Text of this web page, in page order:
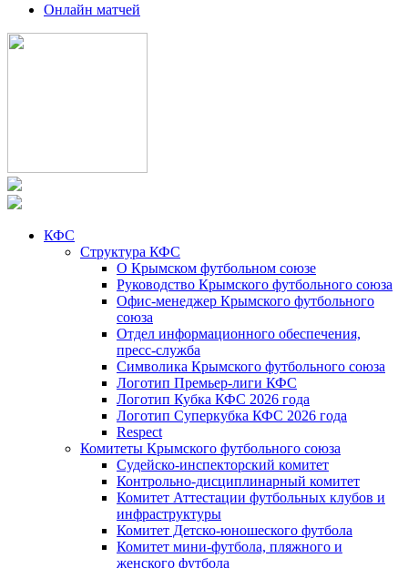
Онлайн матчей
КФС
Структура КФС
О Крымском футбольном союзе
Руководство Крымского футбольного союза
Офис-менеджер Крымского футбольного
союза
Отдел информационного обеспечения,
пресс-служба
Символика Крымского футбольного союза
Логотип Премьер-лиги КФС
Логотип Кубка КФС 2026 года
Логотип Суперкубка КФС 2026 года
Respect
Комитеты Крымского футбольного союза
Судейско-инспекторский комитет
Контрольно-дисциплинарный комитет
Комитет Аттестации футбольных клубов и
инфраструктуры
Комитет Детско-юношеского футбола
Комитет мини-футбола, пляжного и
женского футбола